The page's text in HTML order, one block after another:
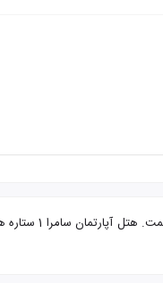
تور مشهد